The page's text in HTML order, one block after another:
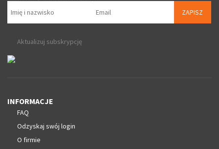
ZAPISZ
Aktualizuj subskrypcję
INFORMACJE
FAQ
Odzyskaj swój login
O firmie